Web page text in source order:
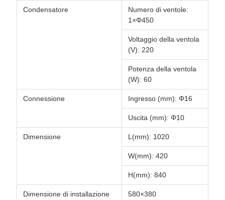
Condensatore
Numero di ventole:
1×Φ450
Voltaggio della ventola
(V): 220
Potenza della ventola
(W): 60
Connessione Ingresso (mm): Φ16
Uscita (mm): Φ10
Dimensione L(mm): 1020
W(mm): 420
H(mm): 840
Dimensione di installazione 580×380